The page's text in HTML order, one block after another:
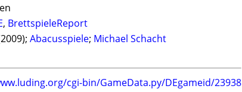
, BrettspieleReport
Abacusspiele; Michael Schacht
cgi-bin/GameData.py/DEgameid/23938